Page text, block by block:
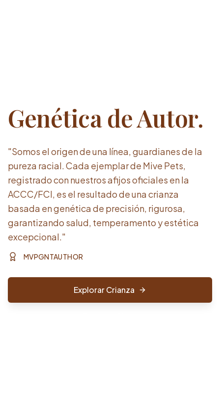
Genética de Autor.
"Somos el origen de una línea, guardianes de la
pureza racial. Cada ejemplar de Mive Pets,
registrado con nuestros afijos oficiales en la
ACCC/FCI, es el resultado de una crianza
basada en genética de precisión, rigurosa,
garantizando salud, temperamento y estética
excepcional."
MVPGNTAUTHOR
Explorar Crianza